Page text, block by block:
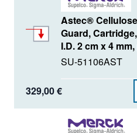
Astec®
Guard,
I.D. 2 cm x 4
SU-51106AST
329,00 €